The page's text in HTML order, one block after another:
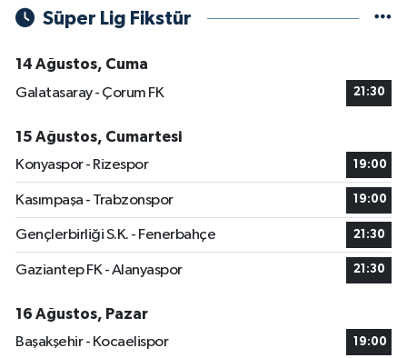
Süper Lig Fikstür
14 Ağustos, Cuma
Galatasaray - Çorum FK
21:30
15 Ağustos, Cumartesi
Konyaspor - Rizespor
19:00
Kasımpaşa - Trabzonspor 19:00
Gençlerbirliği S.K. - Fenerbahçe 21:30
Gaziantep FK - Alanyaspor 21:30
16 Ağustos, Pazar
Başakşehir - Kocaelispor
19:00